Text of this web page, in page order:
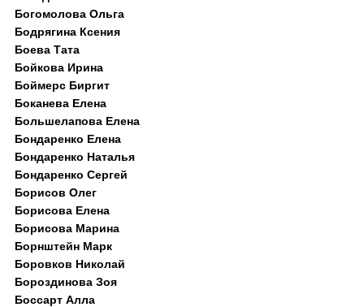
Богомолова Ольга
Бодрягина Ксения
Боева Тата
Бойкова Ирина
Боймерс Биргит
Боканева Елена
Большелапова Елена
Бондаренко Елена
Бондаренко Наталья
Бондаренко Сергей
Борисов Олег
Борисова Елена
Борисова Марина
Борнштейн Марк
Боровков Николай
Бороздинова Зоя
Боссарт Алла